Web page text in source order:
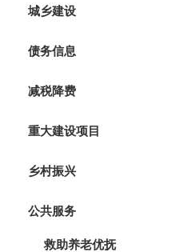
城乡建设
债务信息
减税降费
重大建设项目
乡村振兴
公共服务
救助养老优抚